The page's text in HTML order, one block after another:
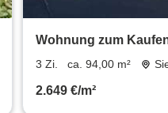
Wohnung zum
m²
3 Zi. ca. 94,00 m²
2.649 €/m²